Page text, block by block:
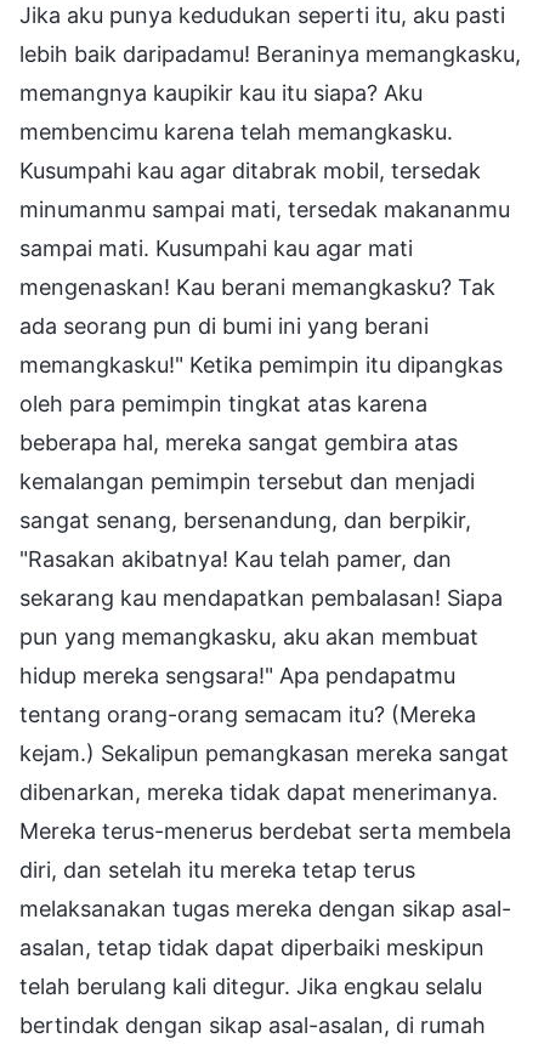
Jika aku punya kedudukan seperti itu, aku pasti
lebih baik daripadamu! Beraninya memangkasku,
memangnya kaupikir kau itu siapa? Aku
membencimu karena telah memangkasku.
Kusumpahi kau agar ditabrak mobil, tersedak
minumanmu sampai mati, tersedak makananmu
sampai mati. Kusumpahi kau agar mati
mengenaskan! Kau berani memangkasku? Tak
ada seorang pun di bumi ini yang berani
memangkasku!" Ketika pemimpin itu dipangkas
oleh para pemimpin tingkat atas karena
beberapa hal, mereka sangat gembira atas
kemalangan pemimpin tersebut dan menjadi
sangat senang, bersenandung, dan berpikir,
"Rasakan akibatnya! Kau telah pamer, dan
sekarang kau mendapatkan pembalasan! Siapa
pun yang memangkasku, aku akan membuat
hidup mereka sengsara!" Apa pendapatmu
tentang orang-orang semacam itu? (Mereka
kejam.) Sekalipun pemangkasan mereka sangat
dibenarkan, mereka tidak dapat menerimanya.
Mereka terus-menerus berdebat serta membela
diri, dan setelah itu mereka tetap terus
melaksanakan tugas mereka dengan sikap asal-
asalan, tetap tidak dapat diperbaiki meskipun
telah berulang kali ditegur. Jika engkau selalu
bertindak dengan sikap asal-asalan, di rumah